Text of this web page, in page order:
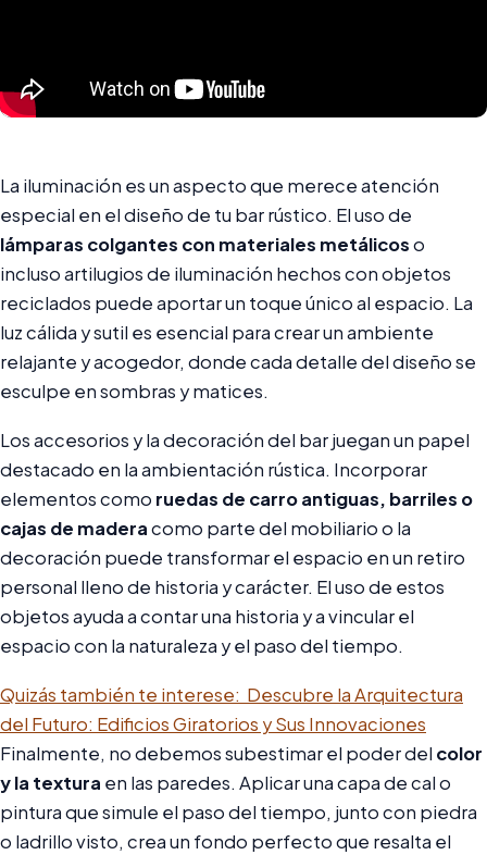
La iluminación es un aspecto que merece atención
especial en el diseño de tu bar rústico. El uso de
lámparas colgantes con materiales metálicoso
incluso artilugios de iluminación hechos con objetos
reciclados puede aportar un toque único al espacio. La
luz cálida y sutil es esencial para crear un ambiente
relajante y acogedor, donde cada detalle del diseño se
esculpe en sombras y matices.
Los accesorios y la decoración del bar juegan un papel
destacado en la ambientación rústica. Incorporar
elementos como ruedas de carro antiguas, barriles o
cajas de maderacomo parte del mobiliario o la
decoración puede transformar el espacio en un retiro
personal lleno de historia y carácter. El uso de estos
objetos ayuda a contar una historia y a vincular el
espacio con la naturaleza y el paso del tiempo.
Quizás también te interese: Descubre la Arquitectura
del Futuro: Edificios Giratorios y Sus Innovaciones
Finalmente, no debemos subestimar el poder del color
y la textura en las paredes. Aplicar una capa de cal o
pintura que simule el paso del tiempo, junto con piedra
o ladrillo visto, crea un fondo perfecto que resalta el